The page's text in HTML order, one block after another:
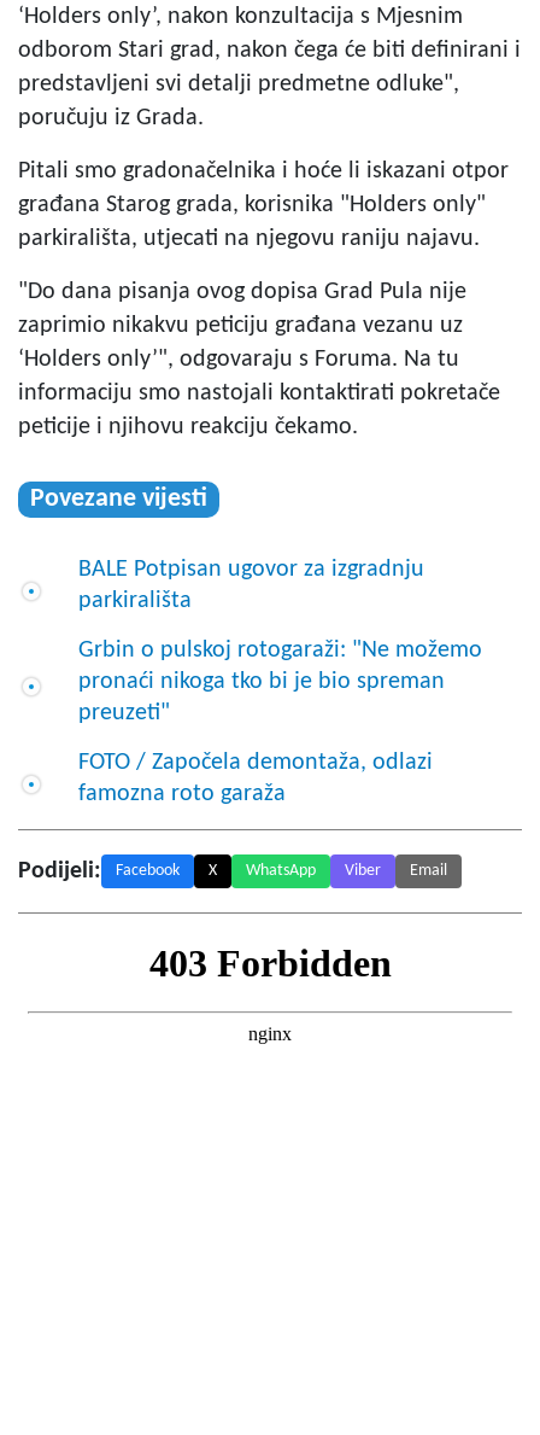
‘Holders only’, nakon konzultacija s Mjesnim
odborom Stari grad, nakon čega će biti definirani i
predstavljeni svi detalji predmetne odluke",
poručuju iz Grada.
Pitali smo gradonačelnika i hoće li iskazani otpor
građana Starog grada, korisnika "Holders only"
parkirališta, utjecati na njegovu raniju najavu.
"Do dana pisanja ovog dopisa Grad Pula nije
zaprimio nikakvu peticiju građana vezanu uz
‘Holders only’", odgovaraju s Foruma. Na tu
informaciju smo nastojali kontaktirati pokretače
peticije i njihovu reakciju čekamo.
Povezane vijesti
BALE Potpisan ugovor za izgradnju
parkirališta
Grbin o pulskoj rotogaraži: "Ne možemo
pronaći nikoga tko bi je bio spreman
preuzeti"
FOTO / Započela demontaža, odlazi
famozna roto garaža
Podijeli: Facebook X WhatsApp Viber Email